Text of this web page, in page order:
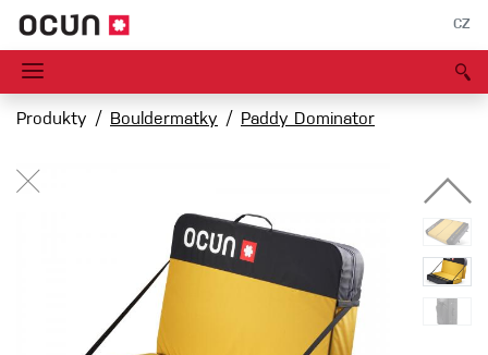
CZ
Produkty Bouldermatky Paddy Dominator